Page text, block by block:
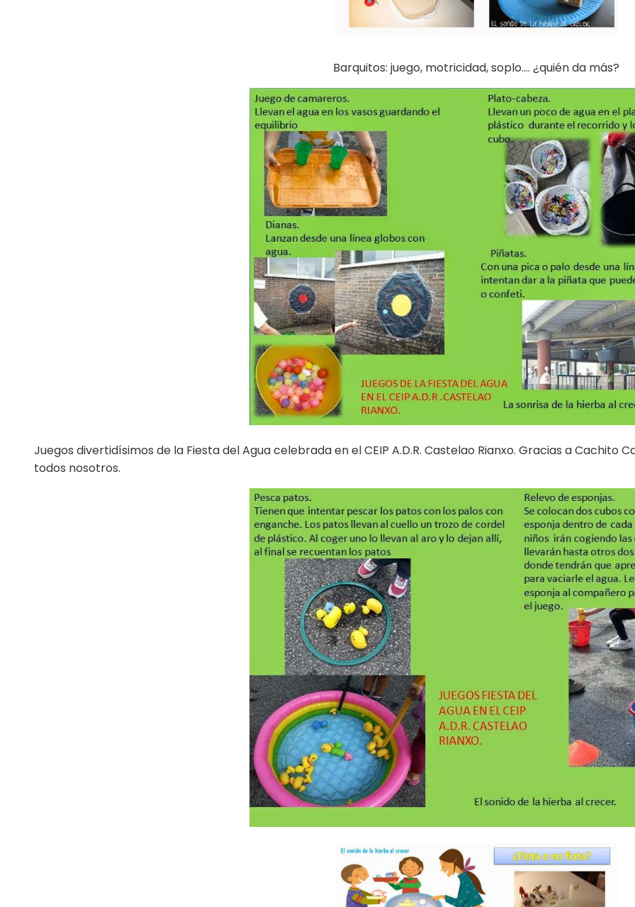
Barquitos: juego, motricidad, soplo…. ¿quién da más?
Juegos divertidísimos de la Fiesta del Agua celebrada en el CEIP A.D.R. Castelao Rianxo. Gracias a
todos nosotros.